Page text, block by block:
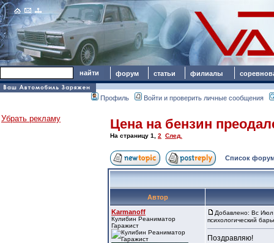
форум статьи филиалы
Профиль Войти и проверить личные сообщения
Убрать рекламу Цена на бензин
На страницу 1 2 След.
Список
Автор
Karmanoff
Кулибин Реаниматор
Гаражист
Добавлено: Вс
психологический
Поздравляю!